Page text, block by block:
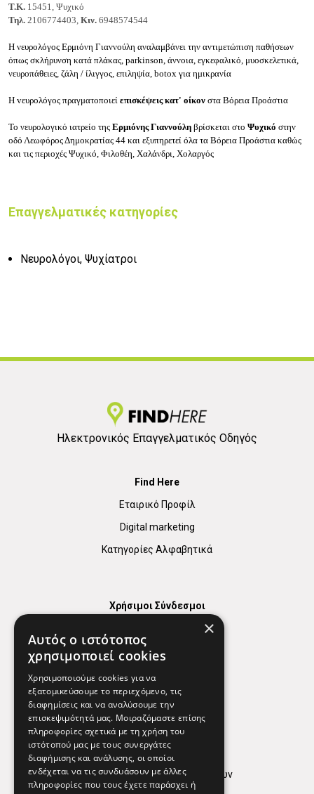
Τ.Κ. 15451, Ψυχικό
Τηλ. 2106774403, Κιν. 6948574544
Η νευρολόγος Ερμιόνη Γιαννούλη αναλαμβάνει την αντιμετώπιση παθήσεων
όπως σκλήρυνση κατά πλάκας, parkinson, άννοια, εγκεφαλικό, μυοσκελετικά,
νευροπάθειες, ζάλη / ίλιγγος, επιληψία, botox για ημικρανία
H vευρολόγος πραγματοποιεί επισκέψεις κατ' οίκον στα Βόρεια Προάστια
Το νευρολογικό ιατρείο της Ερμιόνης Γιαννούλη βρίσκεται στο Ψυχικό στην
οδό Λεωφόρος Δημοκρατίας 44 και εξυπηρετεί όλα τα Βόρεια Προάστια καθώς
και τις περιοχές Ψυχικό, Φιλοθέη, Χαλάνδρι, Χολαργός
Επαγγελματικές κατηγορίες
Νευρολόγοι, Ψυχίατροι
Ηλεκτρονικός Επαγγελματικός Οδηγός
Find Here
Εταιρικό Προφίλ
Digital marketing
Κατηγορίες Αλφαβητικά
Χρήσιμοι Σύνδεσμοι
Χρήσιμα Τηλέφωνα
Εφημερεύοντα Φαρμακεία
Απόρρητο
Όροι Χρήσης
Πολιτική προστασίας δεδομένων
×
Αυτός ο ιστότοπος
χρησιμοποιεί cookies
Χρησιμοποιούμε cookies για να
εξατομικεύσουμε το περιεχόμενο, τις
διαφημίσεις και να αναλύσουμε την
επισκεψιμότητά μας. Μοιραζόμαστε επίσης
πληροφορίες σχετικά με τη χρήση του
ιστότοπού μας με τους συνεργάτες
διαφήμισης και ανάλυσης, οι οποίοι
ενδέχεται να τις συνδυάσουν με άλλες
πληροφορίες που τους έχετε παράσχει ή